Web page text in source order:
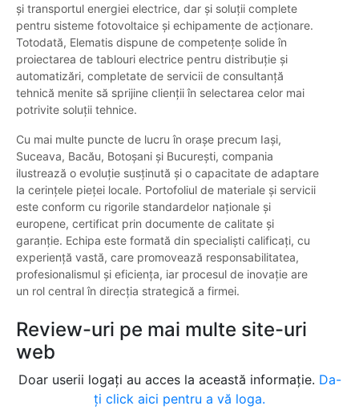
și transportul energiei electrice, dar și soluții complete
pentru sisteme fotovoltaice și echipamente de acționare.
Totodată, Elematis dispune de competențe solide în
proiectarea de tablouri electrice pentru distribuție și
automatizări, completate de servicii de consultanță
tehnică menite să sprijine clienții în selectarea celor mai
potrivite soluții tehnice.
Cu mai multe puncte de lucru în orașe precum Iași,
Suceava, Bacău, Botoșani și București, compania
ilustrează o evoluție susținută și o capacitate de adaptare
la cerințele pieței locale. Portofoliul de materiale și servicii
este conform cu rigorile standardelor naționale și
europene, certificat prin documente de calitate și
garanție. Echipa este formată din specialiști calificați, cu
experiență vastă, care promovează responsabilitatea,
profesionalismul și eficiența, iar procesul de inovație are
un rol central în direcția strategică a firmei.
Review-uri pe mai multe site-uri
web
Doar userii logați au acces la această informație. Da-
ți click aici pentru a vă loga.